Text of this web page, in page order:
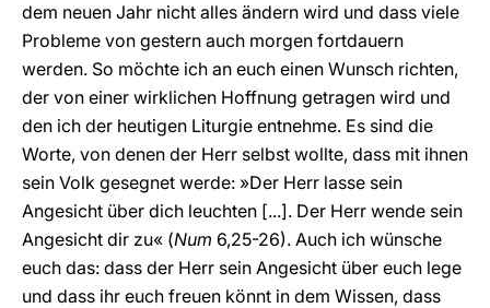
dem neuen Jahr nicht alles ändern wird und dass viele
Probleme von gestern auch morgen fortdauern
werden. So möchte ich an euch einen Wunsch richten,
der von einer wirklichen Hoffnung getragen wird und
den ich der heutigen Liturgie entnehme. Es sind die
Worte, von denen der Herr selbst wollte, dass mit ihnen
sein Volk gesegnet werde: »Der Herr lasse sein
Angesicht über dich leuchten [...]. Der Herr wende sein
Angesicht dir zu« (Num 6,25-26). Auch ich wünsche
euch das: dass der Herr sein Angesicht über euch lege
und dass ihr euch freuen könnt in dem Wissen, dass